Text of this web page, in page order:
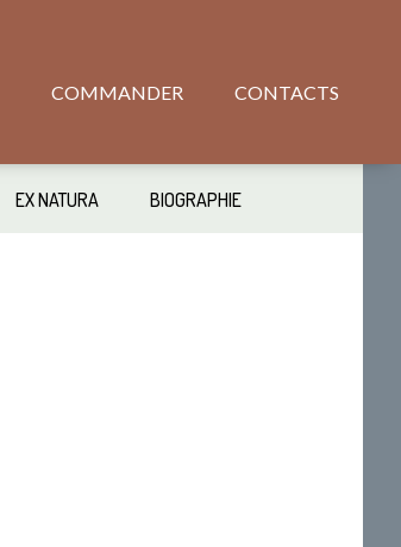
COMMANDER CONTACTS
EX NATURA BIOGRAPHIE